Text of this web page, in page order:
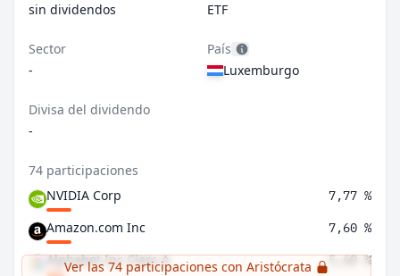
sin dividendos
ETF
Sector
-
País
Luxemburgo
Divisa del dividendo
-
74 participaciones
NVIDIA Corp
7,77 %
Amazon.com Inc 7,60 %
Alphabet Inc Class A 5,60 %
Ver las 74 participaciones con Aristócrata